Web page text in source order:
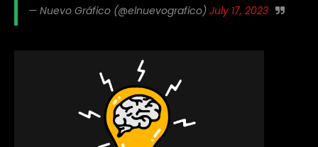
— Nuevo Gráfico (@elnuevografico) July 17, 2023